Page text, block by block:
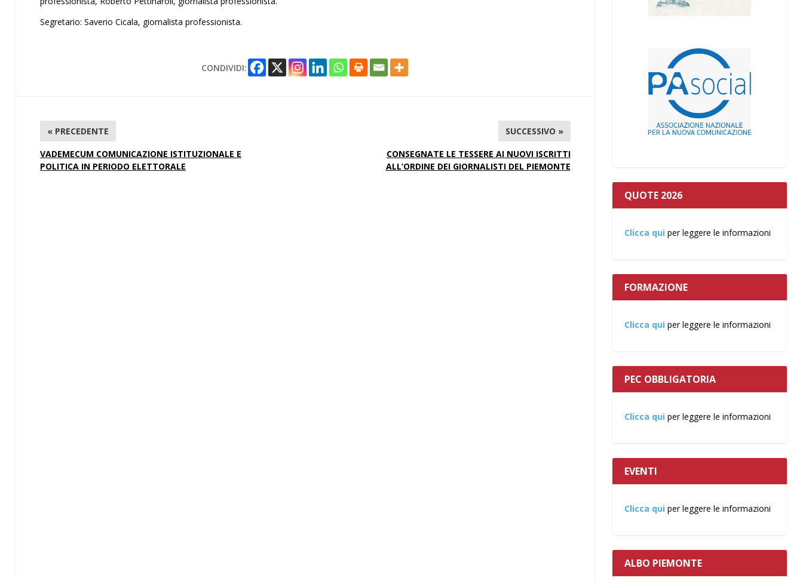
Segretario: Saverio Cicala, giornalista professionista.
CONDIVIDI:
« PRECEDENTE
VADEMECUM COMUNICAZIONE ISTITUZIONALE E
POLITICA IN PERIODO ELETTORALE
SUCCESSIVO »
CONSEGNATE LE TESSERE AI NUOVI ISCRITTI
ALL’ORDINE DEI GIORNALISTI DEL PIEMONTE
QUOTE 2026
Clicca qui per leggere le informazioni
FORMAZIONE
Clicca qui per leggere le informazioni
PEC OBBLIGATORIA
Clicca qui per leggere le informazioni
EVENTI
Clicca qui per leggere le informazioni
ALBO PIEMONTE